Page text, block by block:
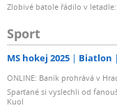
Zlobivé batole řádilo v
Sport
MS hokej 2025 Biatlon
ONLINE: Baník prohrává v
Sparťané si vyslechli od
Kuol